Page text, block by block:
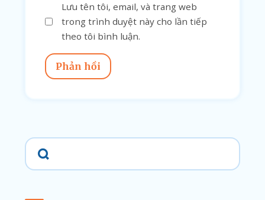
Lưu tên tôi, email, và trang web
trong trình duyệt này cho lần tiếp
theo tôi bình luận.
Phản hồi